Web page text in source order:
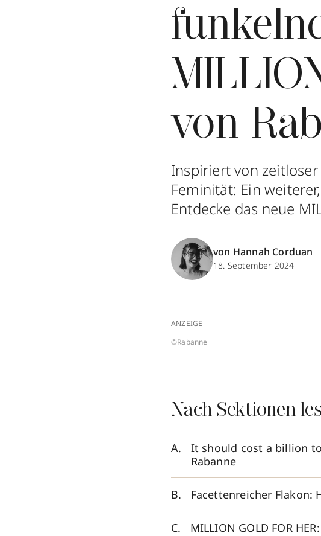
von
Inspiriert von
Feminität: Ein
Entdecke das neue
von Hannah Corduan
18. September 2024
ANZEIGE
©Rabanne
Nach Sektionen
It should cost a billion to
Rabanne
Facettenreicher Flakon:
MILLION GOLD FOR